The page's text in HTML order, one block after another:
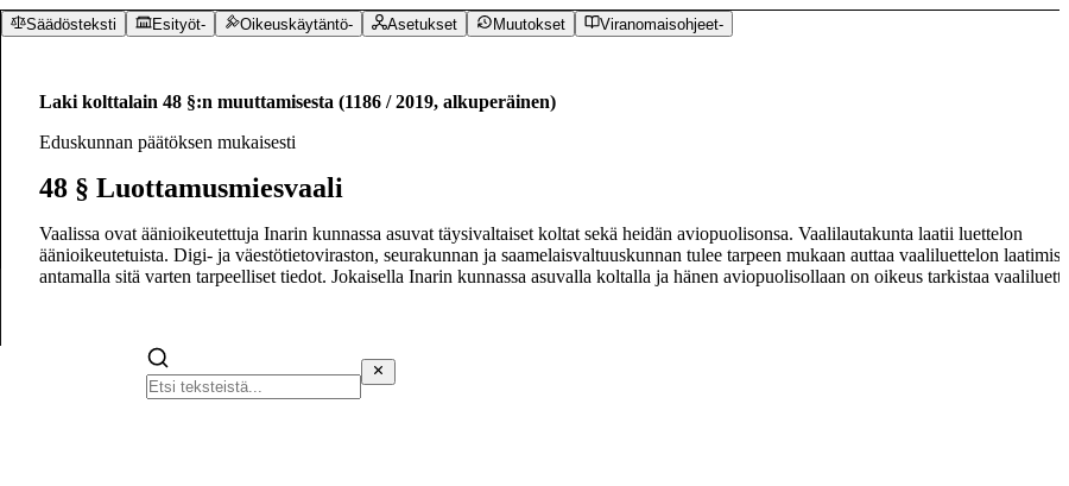
Säädösteksti Esityöt- Oikeuskäytäntö- Asetukset Muutokset Viranomaisohjeet-
Laki kolttalain 48 §:n muuttamisesta (1186 /2019, alkuperäinen)
Eduskunnan päätöksen mukaisesti
48 § Luottamusmiesvaali
Vaalissa ovat äänioikeutettuja Inarin kunnassa asuvat täysivaltaiset koltat sekä heidän aviopuolisonsa. Vaalilautakunta laatii luettelon
äänioikeutetuista. Digi- ja väestötietoviraston, seurakunnan ja saamelaisvaltuuskunnan tulee tarpeen mukaan auttaa vaaliluettelon
antamalla sitä varten tarpeelliset tiedot. Jokaisella Inarin kunnassa asuvalla koltalla ja hänen aviopuolisollaan on oikeus tarkistaa